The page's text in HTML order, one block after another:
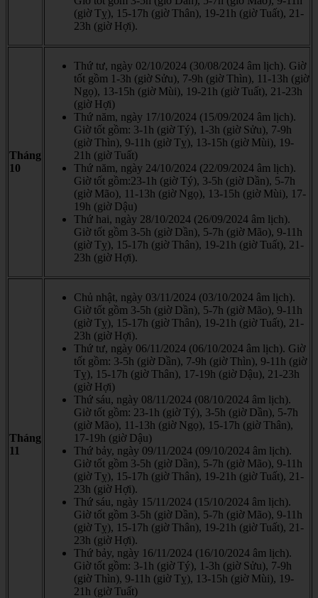
(giờ Tỵ), 15-17h (giờ Thân), 19-21h (giờ Tuất), 21-
23h (giờ Hợi).
Tháng
10
Thứ tư, ngày 02/10/2024 (30/08/2024 âm lịch). Giờ
tốt gồm 1-3h (giờ Sửu), 7-9h (giờ Thìn), 11-13h (giờ
Ngọ), 13-15h (giờ Mùi), 19-21h (giờ Tuất), 21-23h
(giờ Hợi)
Thứ năm, ngày 17/10/2024 (15/09/2024 âm lịch).
Giờ tốt gồm: 3-1h (giờ Tý), 1-3h (giờ Sửu), 7-9h
(giờ Thìn), 9-11h (giờ Tỵ), 13-15h (giờ Mùi), 19-
21h (giờ Tuất)
Thứ năm, ngày 24/10/2024 (22/09/2024 âm lịch).
Giờ tốt gồm:23-1h (giờ Tý), 3-5h (giờ Dần), 5-7h
(giờ Mão), 11-13h (giờ Ngọ), 13-15h (giờ Mùi), 17-
19h (giờ Dậu)
Thứ hai, ngày 28/10/2024 (26/09/2024 âm lịch).
Giờ tốt gồm 3-5h (giờ Dần), 5-7h (giờ Mão), 9-11h
(giờ Tỵ), 15-17h (giờ Thân), 19-21h (giờ Tuất), 21-
23h (giờ Hợi).
Tháng
11
Chủ nhật, ngày 03/11/2024 (03/10/2024 âm lịch).
Giờ tốt gồm 3-5h (giờ Dần), 5-7h (giờ Mão), 9-11h
(giờ Tỵ), 15-17h (giờ Thân), 19-21h (giờ Tuất), 21-
23h (giờ Hợi).
Thứ tư, ngày 06/11/2024 (06/10/2024 âm lịch). Giờ
tốt gồm: 3-5h (giờ Dần), 7-9h (giờ Thìn), 9-11h (giờ
Tỵ), 15-17h (giờ Thân), 17-19h (giờ Dậu), 21-23h
(giờ Hợi)
Thứ sáu, ngày 08/11/2024 (08/10/2024 âm lịch).
Giờ tốt gồm: 23-1h (giờ Tý), 3-5h (giờ Dần), 5-7h
(giờ Mão), 11-13h (giờ Ngọ), 15-17h (giờ Thân),
17-19h (giờ Dậu)
Thứ bảy, ngày 09/11/2024 (09/10/2024 âm lịch).
Giờ tốt gồm 3-5h (giờ Dần), 5-7h (giờ Mão), 9-11h
(giờ Tỵ), 15-17h (giờ Thân), 19-21h (giờ Tuất), 21-
23h (giờ Hợi).
Thứ sáu, ngày 15/11/2024 (15/10/2024 âm lịch).
Giờ tốt gồm 3-5h (giờ Dần), 5-7h (giờ Mão), 9-11h
(giờ Tỵ), 15-17h (giờ Thân), 19-21h (giờ Tuất), 21-
23h (giờ Hợi).
Thứ bảy, ngày 16/11/2024 (16/10/2024 âm lịch).
Giờ tốt gồm: 3-1h (giờ Tý), 1-3h (giờ Sửu), 7-9h
(giờ Thìn), 9-11h (giờ Tỵ), 13-15h (giờ Mùi), 19-
21h (giờ Tuất)